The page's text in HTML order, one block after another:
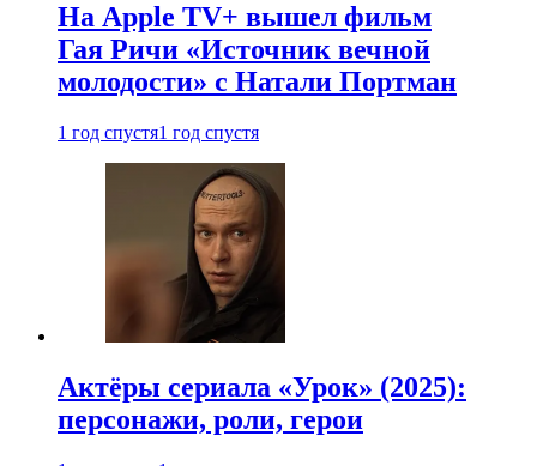
На Apple TV+ вышел фильм
Гая Ричи «Источник вечной
молодости» с Натали Портман
1 год спустя1 год спустя
Актёры сериала «Урок» (2025):
персонажи, роли, герои